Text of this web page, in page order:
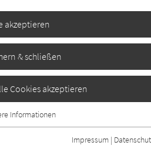
Magazin
akzeptieren
& schließen
Cookies akzeptieren
Funktionen der Webseite
dass die Webseite einwandfrei
Informationen
Impressum |